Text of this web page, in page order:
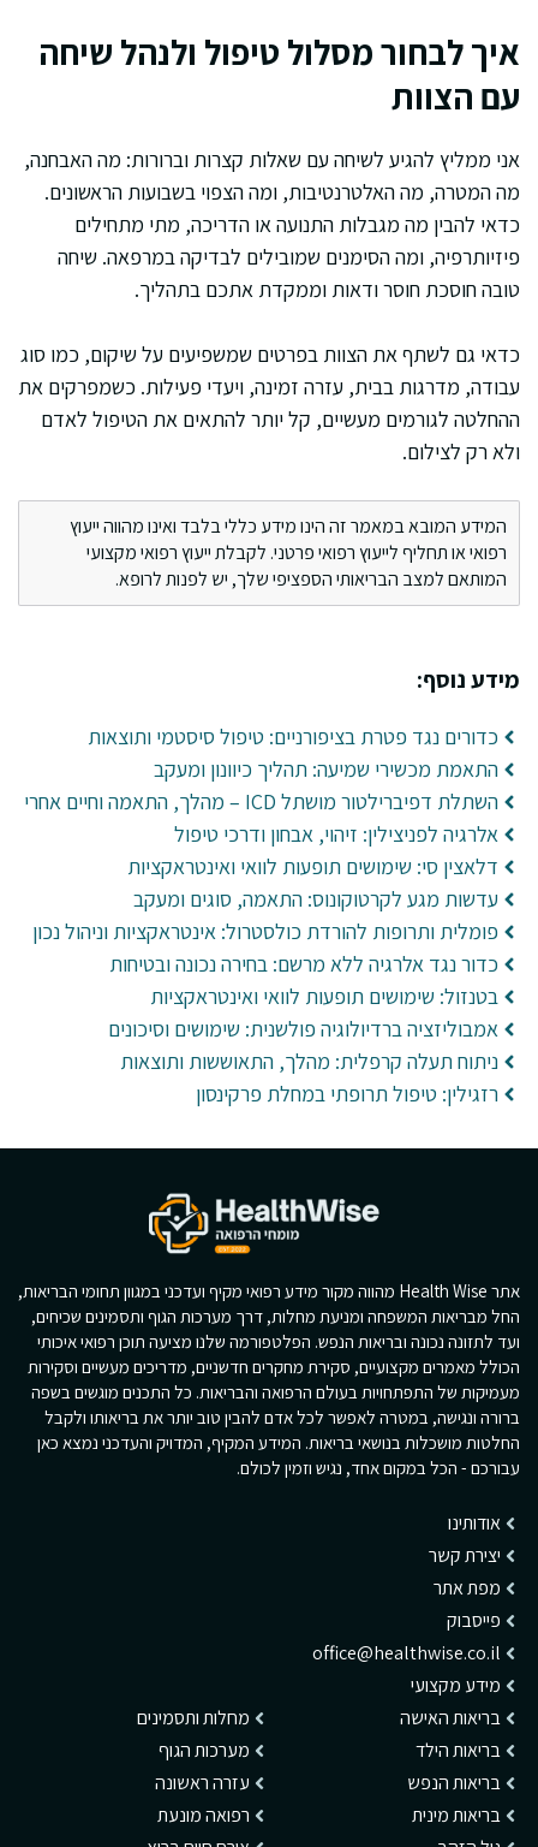
איך לבחור מסלול טיפול ולנהל שיחה
עם הצוות
אני ממליץ להגיע לשיחה עם שאלות קצרות וברורות: מה האבחנה,
מה המטרה, מה האלטרנטיבות, ומה הצפוי בשבועות הראשונים.
כדאי להבין מה מגבלות התנועה או הדריכה, מתי מתחילים
פיזיותרפיה, ומה הסימנים שמובילים לבדיקה במרפאה. שיחה
טובה חוסכת חוסר ודאות וממקדת אתכם בתהליך.
כדאי גם לשתף את הצוות בפרטים שמשפיעים על שיקום, כמו סוג
עבודה, מדרגות בבית, עזרה זמינה, ויעדי פעילות. כשמפרקים את
ההחלטה לגורמים מעשיים, קל יותר להתאים את הטיפול לאדם
ולא רק לצילום.
המידע המובא במאמר זה הינו מידע כללי בלבד ואינו מהווה ייעוץ
רפואי או תחליף לייעוץ רפואי פרטני. לקבלת ייעוץ רפואי מקצועי
המותאם למצב הבריאותי הספציפי שלך, יש לפנות לרופא.
מידע נוסף:
כדורים נגד פטרת בציפורניים: טיפול סיסטמי ותוצאות
התאמת מכשירי שמיעה: תהליך כיוונון ומעקב
השתלת דפיברילטור מושתל ICD – מהלך, התאמה וחיים אחרי
אלרגיה לפניצילין: זיהוי, אבחון ודרכי טיפול
דלאצין סי: שימושים תופעות לוואי ואינטראקציות
עדשות מגע לקרטוקונוס: התאמה, סוגים ומעקב
פומלית ותרופות להורדת כולסטרול: אינטראקציות וניהול נכון
כדור נגד אלרגיה ללא מרשם: בחירה נכונה ובטיחות
בטנזול: שימושים תופעות לוואי ואינטראקציות
אמבוליזציה ברדיולוגיה פולשנית: שימושים וסיכונים
ניתוח תעלה קרפלית: מהלך, התאוששות ותוצאות
רזגילין: טיפול תרופתי במחלת פרקינסון
אתר Health Wise מהווה מקור מידע רפואי מקיף ועדכני במגוון תחומי הבריאות,
החל מבריאות המשפחה ומניעת מחלות, דרך מערכות הגוף ותסמינים שכיחים,
ועד לתזונה נכונה ובריאות הנפש. הפלטפורמה שלנו מציעה תוכן רפואי איכותי
הכולל מאמרים מקצועיים, סקירת מחקרים חדשניים, מדריכים מעשיים וסקירות
מעמיקות של התפתחויות בעולם הרפואה והבריאות. כל התכנים מוגשים בשפה
ברורה ונגישה, במטרה לאפשר לכל אדם להבין טוב יותר את בריאותו ולקבל
החלטות מושכלות בנושאי בריאות. המידע המקיף, המדויק והעדכני נמצא כאן
עבורכם - הכל במקום אחד, נגיש וזמין לכולם.
אודותינו
יצירת קשר
מפת אתר
פייסבוק
office@healthwise.co.il
מידע מקצועי
בריאות האישה
בריאות הילד
בריאות הנפש
בריאות מינית
מחלות ותסמינים
מערכות הגוף
עזרה ראשונה
רפואה מונעת